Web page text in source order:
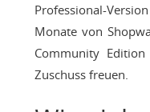
Professional-
Monate von
Community
Zuschuss freuen.